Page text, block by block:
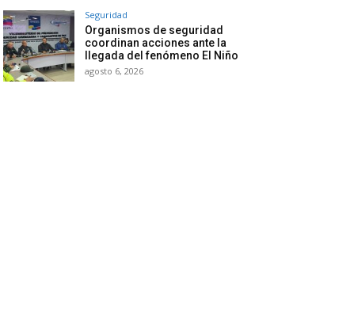
Seguridad
Organismos de seguridad
coordinan acciones ante la
llegada del fenómeno El Niño
agosto 6, 2026